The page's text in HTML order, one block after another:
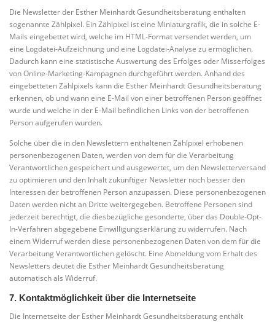
Die Newsletter der Esther Meinhardt Gesundheitsberatung enthalten
sogenannte Zählpixel. Ein Zählpixel ist eine Miniaturgrafik, die in solche E-
Mails eingebettet wird, welche im HTML-Format versendet werden, um
eine Logdatei-Aufzeichnung und eine Logdatei-Analyse zu ermöglichen.
Dadurch kann eine statistische Auswertung des Erfolges oder Misserfolges
von Online-Marketing-Kampagnen durchgeführt werden. Anhand des
eingebetteten Zählpixels kann die Esther Meinhardt Gesundheitsberatung
erkennen, ob und wann eine E-Mail von einer betroffenen Person geöffnet
wurde und welche in der E-Mail befindlichen Links von der betroffenen
Person aufgerufen wurden.
Solche über die in den Newslettern enthaltenen Zählpixel erhobenen
personenbezogenen Daten, werden von dem für die Verarbeitung
Verantwortlichen gespeichert und ausgewertet, um den Newsletterversand
zu optimieren und den Inhalt zukünftiger Newsletter noch besser den
Interessen der betroffenen Person anzupassen. Diese personenbezogenen
Daten werden nicht an Dritte weitergegeben. Betroffene Personen sind
jederzeit berechtigt, die diesbezügliche gesonderte, über das Double-Opt-
In-Verfahren abgegebene Einwilligungserklärung zu widerrufen. Nach
einem Widerruf werden diese personenbezogenen Daten von dem für die
Verarbeitung Verantwortlichen gelöscht. Eine Abmeldung vom Erhalt des
Newsletters deutet die Esther Meinhardt Gesundheitsberatung
automatisch als Widerruf.
7. Kontaktmöglichkeit über die Internetseite
Die Internetseite der Esther Meinhardt Gesundheitsberatung enthält